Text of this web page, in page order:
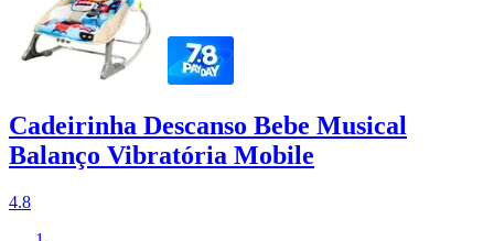
Cadeirinha Descanso Bebe Musical
Balanço Vibratória Mobile
4.8